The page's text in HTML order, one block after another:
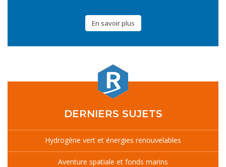
En savoir plus
DERNIERS SUJETS
Hydrogène vert et énergies renouvelables
Aventure spatiale et fonds marins